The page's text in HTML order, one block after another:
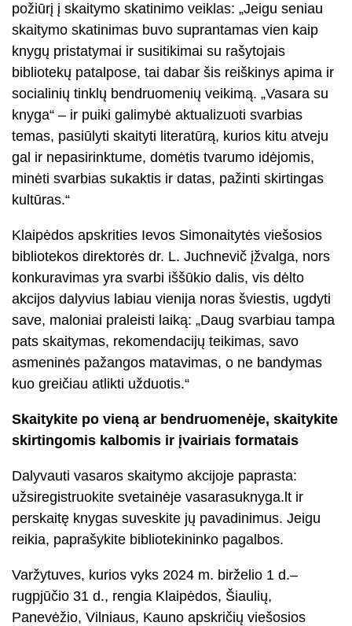
požiūrį į skaitymo skatinimo veiklas: „Jeigu seniau
skaitymo skatinimas buvo suprantamas vien kaip
knygų pristatymai ir susitikimai su rašytojais
bibliotekų patalpose, tai dabar šis reiškinys apima ir
socialinių tinklų bendruomenių veikimą. „Vasara su
knyga“ – ir puiki galimybė aktualizuoti svarbias
temas, pasiūlyti skaityti literatūrą, kurios kitu atveju
gal ir nepasirinktume, domėtis tvarumo idėjomis,
minėti svarbias sukaktis ir datas, pažinti skirtingas
kultūras.“
Klaipėdos apskrities Ievos Simonaitytės viešosios
bibliotekos direktorės dr. L. Juchnevič įžvalga, nors
konkuravimas yra svarbi iššūkio dalis, vis dėlto
akcijos dalyvius labiau vienija noras šviestis, ugdyti
save, maloniai praleisti laiką: „Daug svarbiau tampa
pats skaitymas, rekomendacijų teikimas, savo
asmeninės pažangos matavimas, o ne bandymas
kuo greičiau atlikti užduotis.“
Skaitykite po vieną ar bendruomenėje, skaitykite
skirtingomis kalbomis ir įvairiais formatais
Dalyvauti vasaros skaitymo akcijoje paprasta:
užsiregistruokite svetainėje vasarasuknyga.lt ir
perskaitę knygas suveskite jų pavadinimus. Jeigu
reikia, paprašykite bibliotekininko pagalbos.
Varžytuves, kurios vyks 2024 m. birželio 1 d.–
rugpjūčio 31 d., rengia Klaipėdos, Šiaulių,
Panevėžio, Vilniaus, Kauno apskričių viešosios